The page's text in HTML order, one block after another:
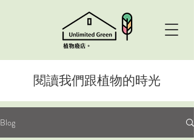
​閱讀我們跟植物的時光
Blog